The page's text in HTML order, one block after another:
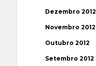
Dezembro 2012
Novembro 2012
Outubro 2012
Setembro 2012